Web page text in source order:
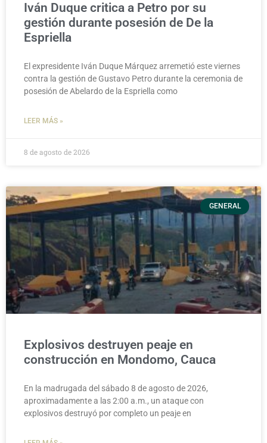
Iván Duque critica a Petro por su
gestión durante posesión de De la
Espriella
El expresidente Iván Duque Márquez arremetió este viernes
contra la gestión de Gustavo Petro durante la ceremonia de
posesión de Abelardo de la Espriella como
LEER MÁS »
8 de agosto de 2026
GENERAL
Explosivos destruyen peaje en
construcción en Mondomo, Cauca
En la madrugada del sábado 8 de agosto de 2026,
aproximadamente a las 2:00 a.m., un ataque con
explosivos destruyó por completo un peaje en